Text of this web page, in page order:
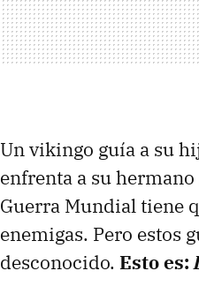
Un vikingo guía a su
enfrenta a su
Guerra Mundial tiene
enemigas. Pero estos
desconocido. Esto es: